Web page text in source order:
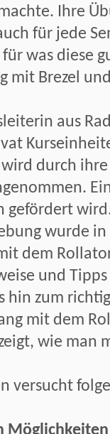
Ihre
für jede
was diese
mit Brezel
aus
durch
gefördert
wurde
dem
und
hin zum
mit dem
wie man
versucht